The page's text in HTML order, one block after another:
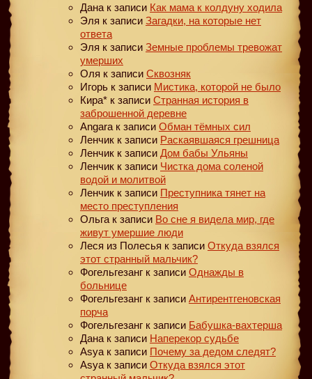
Дана к записи Как мама к колдуну ходила
Эля к записи Загадки, на которые нет
ответа
Эля к записи Земные проблемы тревожат
умерших
Оля к записи Сквозняк
Игорь к записи Мистика, которой не было
Кира* к записи Странная история в
заброшенной деревне
Angara к записи Обман тёмных сил
Ленчик к записи Раскаявшаяся грешница
Ленчик к записи Дом бабы Ульяны
Ленчик к записи Чистка дома соленой
водой и молитвой
Ленчик к записи Преступника тянет на
место преступления
Ольга к записи Во сне я видела мир, где
живут умершие люди
Леся из Полесья к записи Откуда взялся
этот странный мальчик?
Фогельгезанг к записи Однажды в
больнице
Фогельгезанг к записи Антирентгеновская
порча
Фогельгезанг к записи Бабушка-вахтерша
Дана к записи Наперекор судьбе
Asya к записи Почему за дедом следят?
Asya к записи Откуда взялся этот